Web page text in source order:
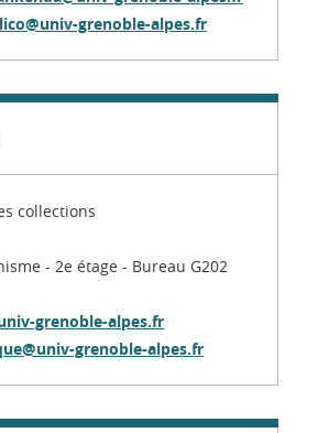
grenoble-alpes.fr
collections
- 2e étage - Bureau G202
grenoble-alpes.fr
grenoble-alpes.fr